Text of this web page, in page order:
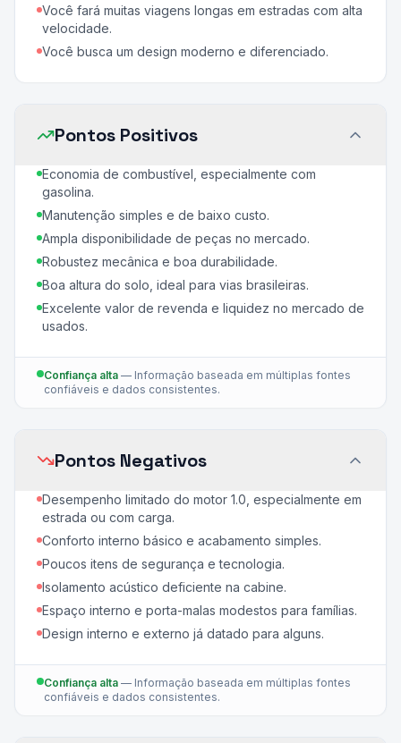
Você fará muitas viagens longas em estradas com alta
velocidade.
Você busca um design moderno e diferenciado.
Pontos Positivos
Economia de combustível, especialmente com
gasolina.
Manutenção simples e de baixo custo.
Ampla disponibilidade de peças no mercado.
Robustez mecânica e boa durabilidade.
Boa altura do solo, ideal para vias brasileiras.
Excelente valor de revenda e liquidez no mercado de
usados.
Confiança alta — Informação baseada em múltiplas fontes
confiáveis e dados consistentes.
Pontos Negativos
Desempenho limitado do motor 1.0, especialmente em
estrada ou com carga.
Conforto interno básico e acabamento simples.
Poucos itens de segurança e tecnologia.
Isolamento acústico deficiente na cabine.
Espaço interno e porta-malas modestos para famílias.
Design interno e externo já datado para alguns.
Confiança alta — Informação baseada em múltiplas fontes
confiáveis e dados consistentes.